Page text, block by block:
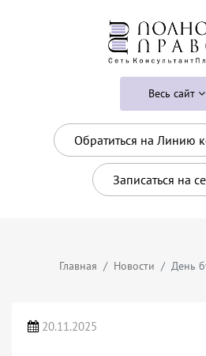
Весь сайт
Обратиться на Линию
Записаться на
Главная Новости День
20.11.2025